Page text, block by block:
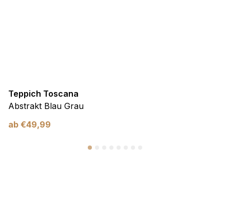
Teppich Toscana
Abstrakt Blau Grau
ab €49,99